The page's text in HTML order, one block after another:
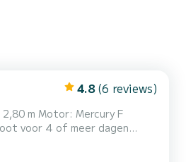
4.8 (6 reviews)